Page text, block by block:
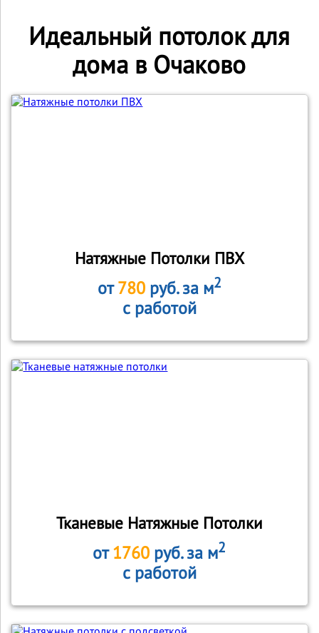
Идеальный потолок для
дома в Очаково
Натяжные Потолки ПВХ
от780руб. за м2
с работой
Тканевые Натяжные Потолки
от1760 руб. за м2
с работой